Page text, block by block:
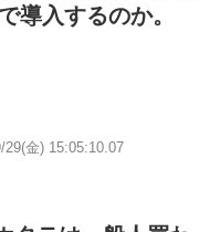
導入するのか。
29(金) 15:05:10.07